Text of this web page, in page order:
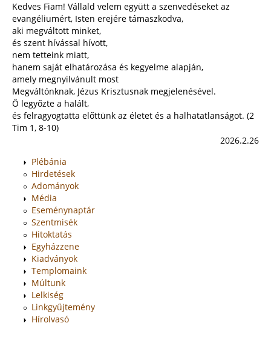
Kedves Fiam! Vállald velem együtt a szenvedéseket az
evangéliumért, Isten erejére támaszkodva,
aki megváltott minket,
és szent hívással hívott,
nem tetteink miatt,
hanem saját elhatározása és kegyelme alapján,
amely megnyilvánult most
Megváltónknak, Jézus Krisztusnak megjelenésével.
Ő legyőzte a halált,
és felragyogtatta előttünk az életet és a halhatatlanságot. (2
Tim 1, 8-10)
2026.2.26
Plébánia
Hirdetések
Adományok
Média
Eseménynaptár
Szentmisék
Hitoktatás
Egyházzene
Kiadványok
Templomaink
Múltunk
Lelkiség
Linkgyűjtemény
Hírolvasó